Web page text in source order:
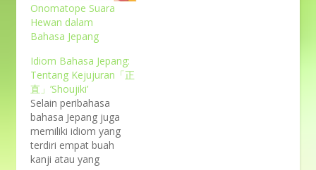
Onomatope Suara
Hewan dalam
Bahasa Jepang
Idiom Bahasa Jepang:
Tentang Kejujuran「正
直」’Shoujiki’
Selain peribahasa
bahasa Jepang juga
memiliki idiom yang
terdiri empat buah
kanji atau yang